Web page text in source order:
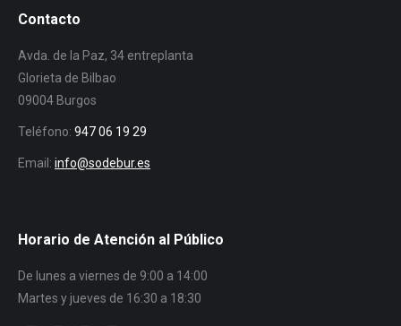
Contacto
Avda. de la Paz, 34 entreplanta
Glorieta de Bilbao
09004 Burgos
Teléfono: 947 06 19 29
Email: info@sodebur.es
Horario de Atención al Público
De lunes a viernes de 9:00 a 14:00
Martes y jueves de 16:30 a 18:30